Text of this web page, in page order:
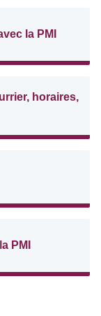
la PMI
horaires,
PMI